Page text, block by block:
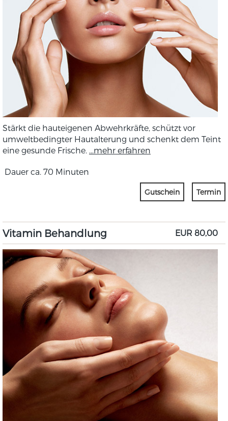
Stärkt die hauteigenen Abwehrkräfte, schützt vor
umweltbedingter Hautalterung und schenkt dem Teint
eine gesunde Frische. ...mehr erfahren
Dauer ca. 70 Minuten
Gutschein Termin
Vitamin Behandlung EUR 80,00